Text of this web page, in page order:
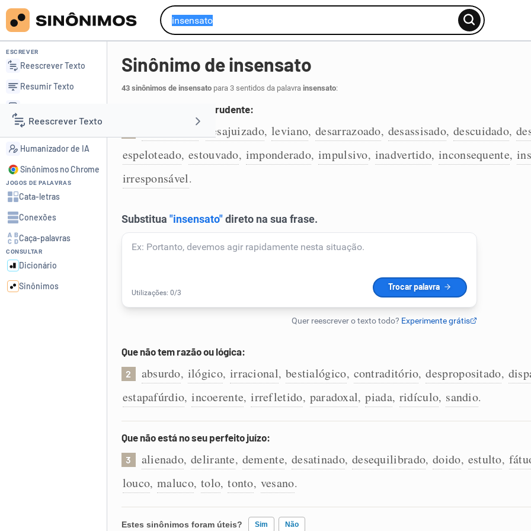
Reescrever Texto
Resumir Texto
Corrigir Texto
Detector de IA
Humanizador de IA
ESCREVER
Reescrever Texto
Resumir Texto
Detector de IA
Humanizador de IA
Sinônimos no Chrome
JOGOS DE PALAVRAS
Cata-letras
Conexões
Caça-palavras
CONSULTAR
Dicionário
Sinônimos
Sinônimo de insensato
43 sinônimos de insensatopara 3 sentidos da palavra insensato:
Que não é sensato e prudente:
imprudente desajuizado, leviano, desarrazoado, desassisado, descuidado,
espeloteado, estouvado, imponderado, impulsivo, inadvertido, inconsequente,
irresponsável.
Que não tem razão ou lógica:
2 absurdo, ilógico, irracional, bestialógico, contraditório, despropositado,
estapafúrdio, incoerente, irrefletido, paradoxal, piada, ridículo, sandio.
Que não está no seu perfeito juízo:
3 alienado, delirante, demente, desatinado, desequilibrado, doido, estulto,
louco, maluco, tolo, tonto, vesano.
Estes sinônimos foram úteis? Sim Não